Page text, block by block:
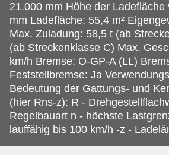
21.000 mm Höhe der Ladefläche
mm Ladefläche: 55,4 m²
Max. Zuladung: 58,5 t (ab
(ab Streckenklasse C) Max.
km/h Bremse: O-GP-A (LL)
Feststellbremse: Ja
Bedeutung der Gattungs- und
(hier Rns-z): R -
Regelbauart n - höchste
lauffähig bis 100 km/h -z -